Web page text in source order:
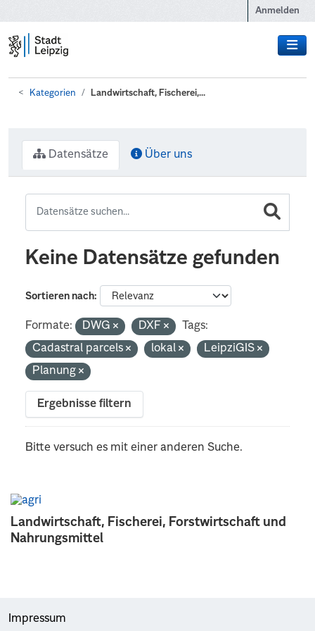
Anmelden
Kategorien Landwirtschaft, Fischerei,...
Landwirtschaft, Fischerei, Forstwirtschaft und
Nahrungsmittel
Datensätze Über uns
Keine Datensätze gefunden
Sortieren nach
Formate: DWG DXF
Tags:
Cadastral parcels
lokal
LeipziGIS
Planung
Ergebnisse filtern
Bitte versuch es mit einer anderen Suche.
Impressum